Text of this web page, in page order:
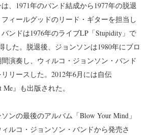
、1971年のバンド結成から1977年の脱退
ィールグッドのリード・ギターを担当し
ンドは1976年のライブLP「Stupidity」で
した。脱退後、ジョンソンは1980年にブロ
演奏し、ウィルコ・ジョンソン・バンド
リースした。2012年6月には自伝
Me』も出版された。
ンの最後のアルバム「Blow Your Mind」
ルコ・ジョンソン・バンドから発売さ